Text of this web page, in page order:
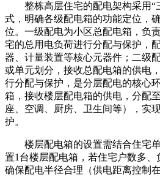
整栋高层住宅的配电架构采用“
式，明确各级配电箱的功能定位，
位。一级配电为小区总配电箱，负
宅的总用电负荷进行分配与保护，
器、计量装置等核心元器件；二级
或单元划分，接收总配电箱的供电
行分配与保护，是分层配电的核心
箱，接收楼层配电箱的供电，分配
座、空调、厨房、卫生间等），实
护。
楼层配电箱的设置需结合住宅
置1台楼层配电箱，若住宅户数多、
确保配电半径合理（供电距离控制